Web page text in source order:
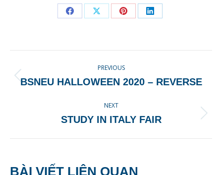
Share Share Share Share
NAVIGATION
PREVIOUS
Previous
BSNEU HALLOWEEN 2020 – REVERSE
NEXT
Next
STUDY IN ITALY FAIR
BÀI VIẾT LIÊN QUAN